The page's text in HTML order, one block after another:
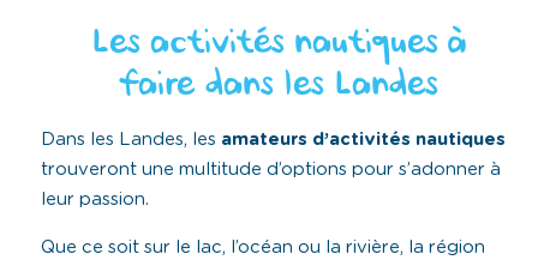
Les activités nautiques à
faire dans les Landes
Dans les Landes, les amateurs d’activités nautiques
trouveront une multitude d’options pour s’adonner à
leur passion.
Que ce soit sur le lac, l’océan ou la rivière, la région